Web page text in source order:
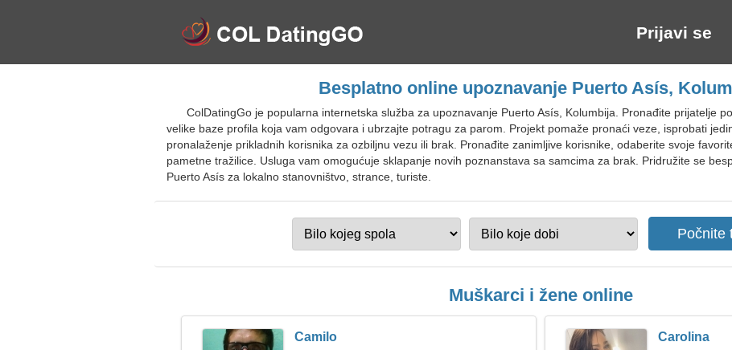
Prijavi se
Besplatno online upoznavanje Puerto Asís,
ColDatingGo je popularna internetska služba za upoznavanje Puerto Asís, Kolumbija. Pronađite prijatelje
velike baze profila koja vam odgovara i ubrzajte potragu za parom. Projekt pomaže pronaći veze, isprobati
pronalaženje prikladnih korisnika za ozbiljnu vezu ili brak. Pronađite zanimljive korisnike, odaberite svoje
pametne tražilice. Usluga vam omogućuje sklapanje novih poznanstava sa samcima za brak. Pridružite se
Puerto Asís za lokalno stanovništvo, strance, turiste.
Muškarci i žene online
Camilo Carolina